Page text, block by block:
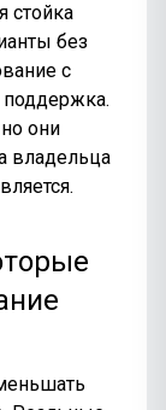
стойка
без
с
поддержка.
они
владельца